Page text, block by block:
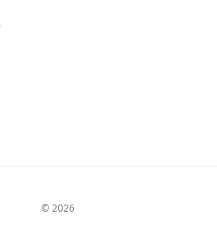
© 2026